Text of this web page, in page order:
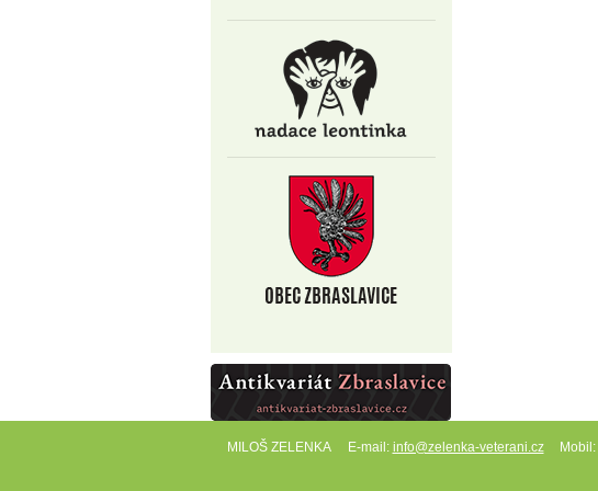
MILOŠ ZELENKA E-mail: info@zelenka-veterani.cz Mobil: